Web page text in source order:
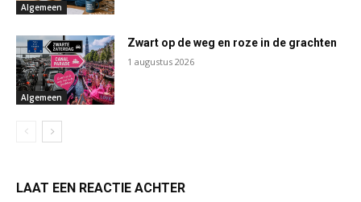
Algemeen
Algemeen
Zwart op de weg en roze in de grachten
1 augustus 2026
LAAT EEN REACTIE ACHTER